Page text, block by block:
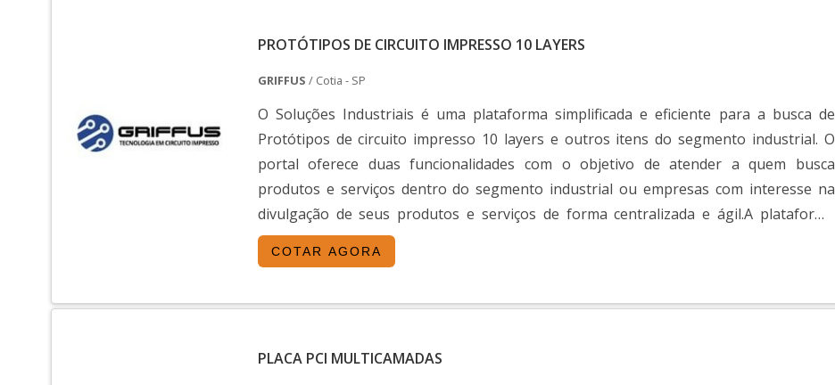
PROTÓTIPOS DE CIRCUITO IMPRESSO 10 LAYERS
GRIFFUS / Cotia - SP
O Soluções Industriais é uma plataforma simplificada e eficiente para a busca de
Protótipos de circuito impresso 10 layers e outros itens do segmento industrial. O
portal oferece duas funcionalidades com o objetivo de atender a quem busca
produtos e serviços dentro do segmento industrial ou empresas com interesse na
divulgação de seus produtos e serviços de forma centralizada e ágil.A plataforma
oferece uma vasta variedade de materiais ...
COTAR AGORA
PLACA PCI MULTICAMADAS